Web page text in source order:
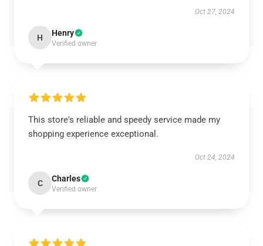
Oct 27, 2024
H Henry
Verified owner
This store's reliable and speedy service made my
shopping experience exceptional.
Oct 24, 2024
C Charles
Verified owner